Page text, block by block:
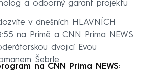
a odborný garant projektu
v dnešních HLAVNÍCH
na Primě a CNN Prima NEWS.
dvojicí Evou
Šebrle.
na CNN Prima NEWS: